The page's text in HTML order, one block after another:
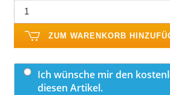
ZUM WARENKORB
Ich wünsche mir den
diesen Artikel.